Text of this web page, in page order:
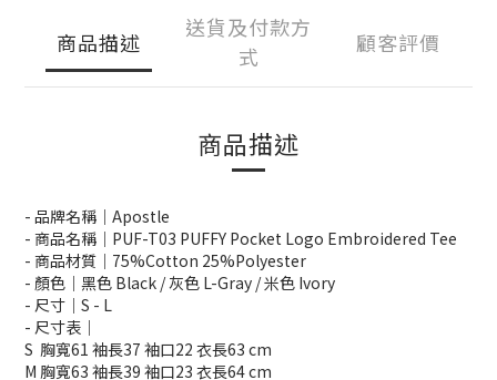
商品描述
送貨及付款方
式
顧客評價
商品描述
- 品牌名稱｜Apostle
- 商品名稱｜PUF-T03 PUFFY Pocket Logo Embroidered Tee
- 商品材質｜75%Cotton 25%Polyester
- 顏色｜ 黑色 Black / 灰色 L-Gray / 米色 Ivory
- 尺寸｜S - L
- 尺寸表｜
S 胸寬61 袖長37 袖口22 衣長63 cm
M 胸寬63 袖長39 袖口23 衣長64 cm